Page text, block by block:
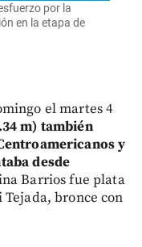
por la
en la etapa de
el martes 4
m) también
y
desde
Barrios fue plata
Tejada, bronce con